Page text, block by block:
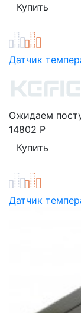
Датчик
Ожидаем
14802 Р
Датчик